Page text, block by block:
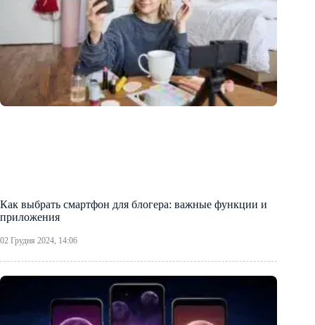
Как выбрать смартфон для блогера: важные функции и
приложения
02 Грудня 2024, 14:06